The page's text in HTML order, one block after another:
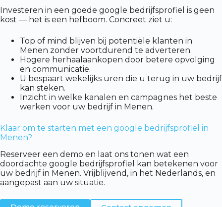
Investeren in een goede google bedrijfsprofiel is geen
kost — het is een hefboom. Concreet ziet u:
Top of mind blijven bij potentiële klanten in
Menen zonder voortdurend te adverteren.
Hogere herhaalaankopen door betere opvolging
en communicatie.
U bespaart wekelijks uren die u terug in uw bedrijf
kan steken.
Inzicht in welke kanalen en campagnes het beste
werken voor uw bedrijf in Menen.
Klaar om te starten met een google bedrijfsprofiel in
Menen?
Reserveer een demo en laat ons tonen wat een
doordachte google bedrijfsprofiel kan betekenen voor
uw bedrijf in Menen. Vrijblijvend, in het Nederlands, en
aangepast aan uw situatie.